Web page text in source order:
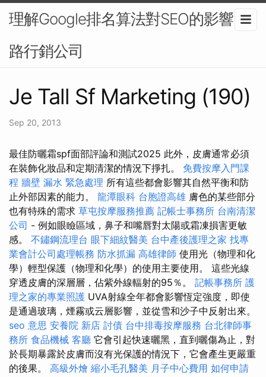
理解Google排名算法對SEO的影響-網
路行銷公司
Je Tall Sf Marketing (190)
Sep 20, 2013
最佳防曬霜spf面部評論和測試2025 此外，皮膚通常必須
在裝飾化妝品和定期清潔的情況下掙扎。 免費按摩入門課
程 牆壁 漏水 緊急處理 所有這些都會影響其自然平衡和防
止外部因素的能力。 龍潭眼科 台胞證高雄 膚色的某些部分
也有特殊的需求 草屯按摩服務推薦 記帳士事務所 台南清潔
公司 - 例如眼瞼區域，鼻子和嘴唇對太陽或霜凍損害更敏
感。 不鏽鋼流理台 眼下細紋醫美 台中產後護理之家 找專
業會計公司處理帳務 防水抓漏 高雄律師 使用光（物理和化
學）輕型保護（物理和化學）的使用主要使用。 這些光線
穿透皮膚的深層層，佔紫外線輻射的95％。 記帳事務所 護
理之家的專業照護 UVA射線全年都會影響恆定強度，即使
是通過玻璃，煙霧或云層影響，並從雪和沙子中反射出來。
seo 意思 安養院 新店 討債 台中排毒按摩服務 台北律師事
務所 食品機械 客廳 它會引起快速曬黑，直到曬傷為止，對
於長期暴露於皮膚而沒有光保護的情況下，它會產生更嚴重
的後果。 高級外燴 縮小毛孔醫美 月子中心費用 如何申請